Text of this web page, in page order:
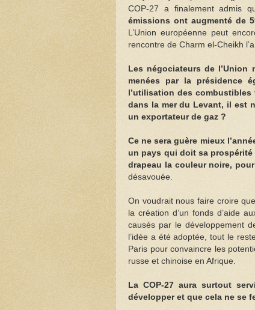
COP-27 a finalement admis
émissions ont augmenté de
L’Union européenne peut
rencontre de Charm el-Cheikh
Les négociateurs de
menées par la présidence
l’utilisation des
dans la mer du Levant, il est
un exportateur de gaz ?
​Ce ne sera guère mieux
un pays qui doit sa
drapeau la couleur noire, pour
désavouée.
​On voudrait nous faire croire
la création d’un fonds d’aide
causés par le développement
l’idée a été adoptée, tout le
Paris pour convaincre les
russe et chinoise en Afrique.
La COP-27 aura surtout
développer et que cela ne se